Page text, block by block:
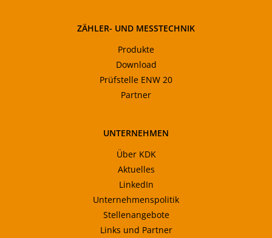
ZÄHLER- UND MESSTECHNIK
Produkte
Download
Prüfstelle ENW 20
Partner
UNTERNEHMEN
Über KDK
Aktuelles
LinkedIn
Unternehmenspolitik
Stellenangebote
Links und Partner